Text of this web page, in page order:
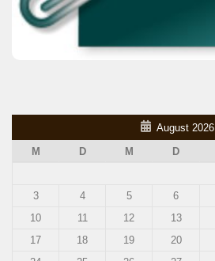
August 2026
M
D M D
3
4 5 6
10
11 12 13
17
18 19 20